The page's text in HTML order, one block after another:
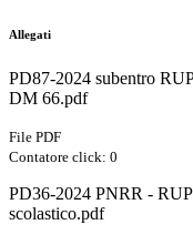
Allegati
PD87-2024 subentro
DM 66.pdf
File PDF
Contatore click: 0
PD36-2024 PNRR -
scolastico.pdf